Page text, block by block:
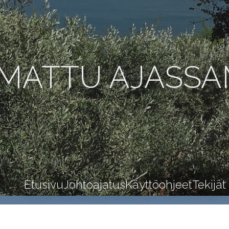
EtusivuJohtoajatusKäyttöohjeetTekijät